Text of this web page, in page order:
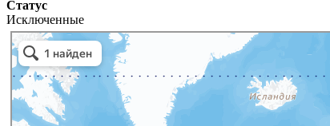
Статус
Исключенные